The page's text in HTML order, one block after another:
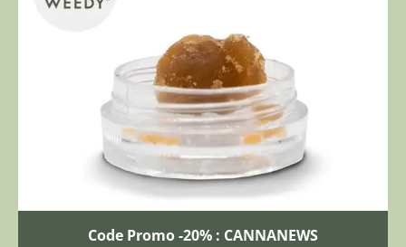
Code Promo -20% : CANNANEWS